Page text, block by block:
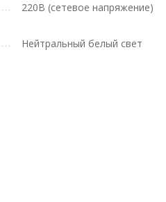
220В (сетевое напряжение)
Нейтральный белый свет